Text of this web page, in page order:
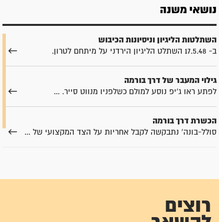
נושאי משנה
השתלטות הליגיון וניסיונות הכיבוש
ב- 17.5.48 השתלט הליגיון הירדני על מיתחם לטרון.
גילוי המעבר של דרך בורמה
לפתע ראו ג'יפ נוסע למולם כשלפניו מנווט סייר. ...
הכשרת דרך בורמה
סולל-בונה' נתבקשה לקבל אחריות על הצד המקצועי של ...
רוצים